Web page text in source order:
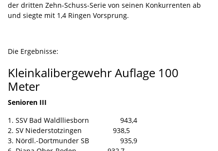
der dritten Zehn-Schuss-Serie von seinen Konkurrenten ab
und siegte mit 1,4 Ringen Vorsprung.
Die Ergebnisse:
Kleinkalibergewehr Auflage 100
Meter
Senioren III
1. SSV Bad Waldlliesborn 943,4
2. SV Niederstotzingen 938,5
3. Nördl.-Dortmunder SB 935,9